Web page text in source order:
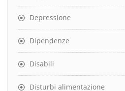
Depressione
Dipendenze
Disabili
Disturbi alimentazione